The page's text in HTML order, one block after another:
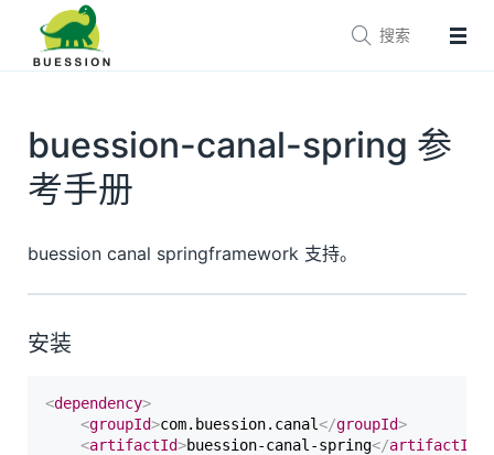

主页
文档
技术支持
生态
Buession Security
Buession Logging
Buession SpringCloud
Buession Cas

buession-canal-spring 参
考手册
buession canal springframework 支持。
安装
<dependency>
<groupId>com.buession.canal</groupId>
<artifactId>buession-canal-spring</artifactId